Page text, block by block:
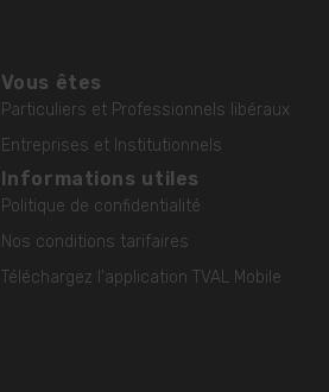
Vous êtes
Particuliers et Professionnels libéraux
Entreprises et Institutionnels
Informations utiles
Politique de confidentialité
Nos conditions tarifaires
Téléchargez l'application TVAL Mobile